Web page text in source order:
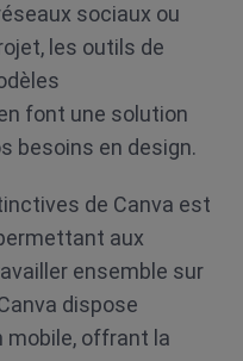
sociaux ou
les outils de
font une solution
besoins en design.
de Canva est
aux
ensemble sur
dispose
mobile, offrant la